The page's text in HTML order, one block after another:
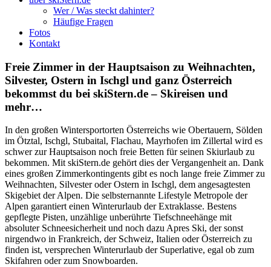
Wer / Was steckt dahinter?
Häufige Fragen
Fotos
Kontakt
Freie Zimmer in der Hauptsaison zu Weihnachten,
Silvester, Ostern in Ischgl und ganz Österreich
bekommst du bei skiStern.de – Skireisen und
mehr…
In den großen Wintersportorten Österreichs wie Obertauern, Sölden
im Ötztal, Ischgl, Stubaital, Flachau, Mayrhofen im Zillertal wird es
schwer zur Hauptsaison noch freie Betten für seinen Skiurlaub zu
bekommen. Mit skiStern.de gehört dies der Vergangenheit an. Dank
eines großen Zimmerkontingents gibt es noch lange freie Zimmer zu
Weihnachten, Silvester oder Ostern in Ischgl, dem angesagtesten
Skigebiet der Alpen. Die selbsternannte Lifestyle Metropole der
Alpen garantiert einen Winterurlaub der Extraklasse. Bestens
gepflegte Pisten, unzählige unberührte Tiefschneehänge mit
absoluter Schneesicherheit und noch dazu Apres Ski, der sonst
nirgendwo in Frankreich, der Schweiz, Italien oder Österreich zu
finden ist, versprechen Winterurlaub der Superlative, egal ob zum
Skifahren oder zum Snowboarden.